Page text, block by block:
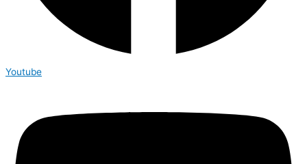
Youtube